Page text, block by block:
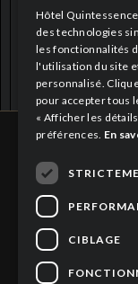
© 2026
Hôtel
des technologies
les fonctionnalités
l'utilisation du site
personnalisé.
pour accepter tous
« Afficher les
préférences. En
CIBLAGE